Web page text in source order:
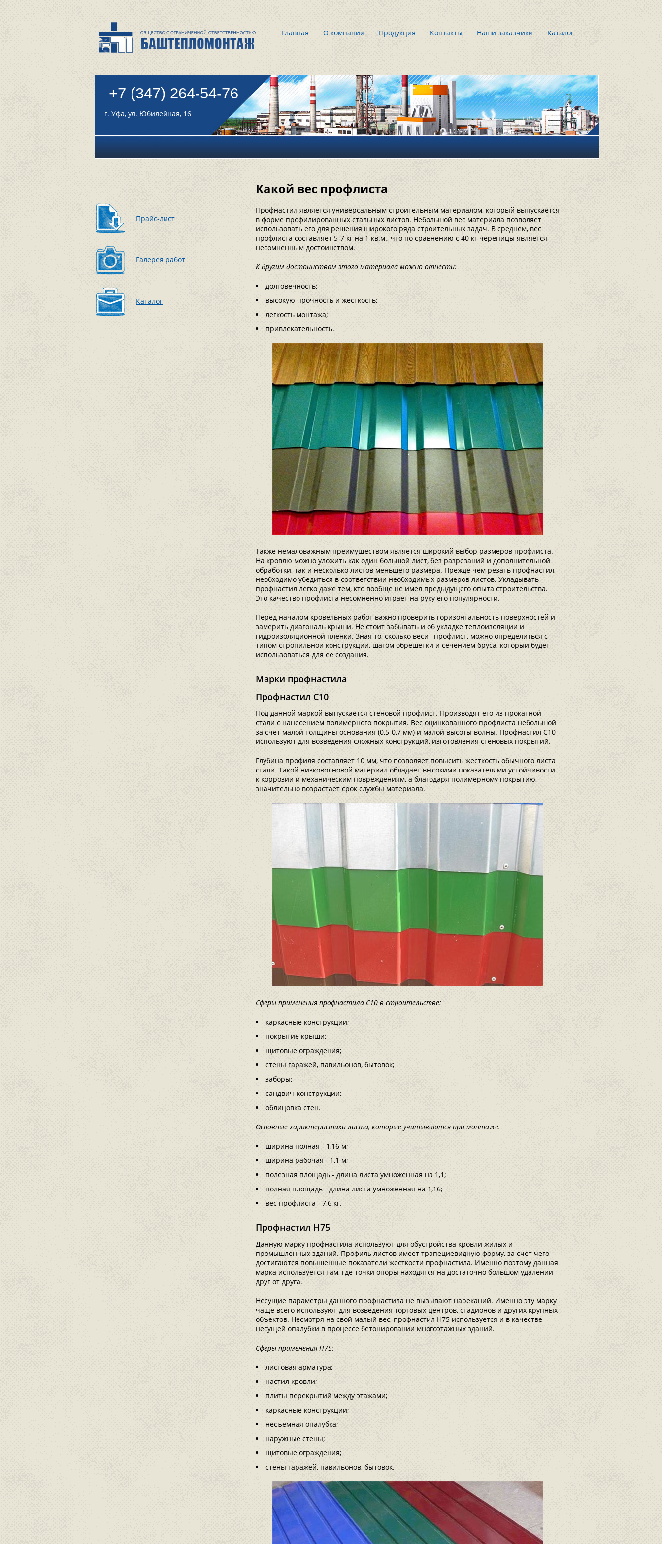
Главная О компании Продукция Контакты Наши заказчики Каталог
+7 (347) 264-54-76
г. Уфа, ул. Юбилейная, 16
Прайс-лист
Галерея работ
Каталог
Какой вес профлиста
Профнастил является универсальным строительным материалом, который выпускается
в форме профилированных стальных листов. Небольшой вес материала позволяет
использовать его для решения широкого ряда строительных задач. В среднем, вес
профлиста составляет 5-7 кг на 1 кв.м., что по сравнению с 40 кг черепицы является
несомненным достоинством.
К другим достоинствам этого материала можно отнести:
долговечность;
высокую прочность и жесткость;
легкость монтажа;
привлекательность.
Также немаловажным преимуществом является широкий выбор размеров профлиста.
На кровлю можно уложить как один большой лист, без разрезаний и дополнительной
обработки, так и несколько листов меньшего размера. Прежде чем резать профнастил,
необходимо убедиться в соответствии необходимых размеров листов. Укладывать
профнастил легко даже тем, кто вообще не имел предыдущего опыта строительства.
Это качество профлиста несомненно играет на руку его популярности.
Перед началом кровельных работ важно проверить горизонтальность поверхностей и
замерить диагональ крыши. Не стоит забывать и об укладке теплоизоляции и
гидроизоляционной пленки. Зная то, сколько весит профлист, можно определиться с
типом стропильной конструкции, шагом обрешетки и сечением бруса, который будет
использоваться для ее создания.
Марки профнастила
Профнастил С10
Под данной маркой выпускается стеновой профлист. Производят его из прокатной
стали с нанесением полимерного покрытия. Вес оцинкованного профлиста небольшой
за счет малой толщины основания (0,5-0,7 мм) и малой высоты волны. Профнастил С10
используют для возведения сложных конструкций, изготовления стеновых покрытий.
Глубина профиля составляет 10 мм, что позволяет повысить жесткость обычного листа
стали. Такой низковолновой материал обладает высокими показателями устойчивости
к коррозии и механическим повреждениям, а благодаря полимерному покрытию,
значительно возрастает срок службы материала.
Сферы применения профнастила С10 в строительстве:
каркасные конструкции;
покрытие крыши;
щитовые ограждения;
стены гаражей, павильонов, бытовок;
заборы;
сандвич-конструкции;
облицовка стен.
Основные характеристики листа, которые учитываются при монтаже:
ширина полная - 1,16 м;
ширина рабочая - 1,1 м;
полезная площадь - длина листа умноженная на 1,1;
полная площадь - длина листа умноженная на 1,16;
вес профлиста - 7,6 кг.
Профнастил Н75
Данную марку профнастила используют для обустройства кровли жилых и
промышленных зданий. Профиль листов имеет трапециевидную форму, за счет чего
достигаются повышенные показатели жесткости профнастила. Именно поэтому данная
марка используется там, где точки опоры находятся на достаточно большом удалении
друг от друга.
Несущие параметры данного профнастила не вызывают нареканий. Именно эту марку
чаще всего используют для возведения торговых центров, стадионов и других крупных
объектов. Несмотря на свой малый вес, профнастил Н75 используется и в качестве
несущей опалубки в процессе бетонировании многоэтажных зданий.
Сферы применения Н75:
листовая арматура;
настил кровли;
плиты перекрытий между этажами;
каркасные конструкции;
несъемная опалубка;
наружные стены;
щитовые ограждения;
стены гаражей, павильонов, бытовок.